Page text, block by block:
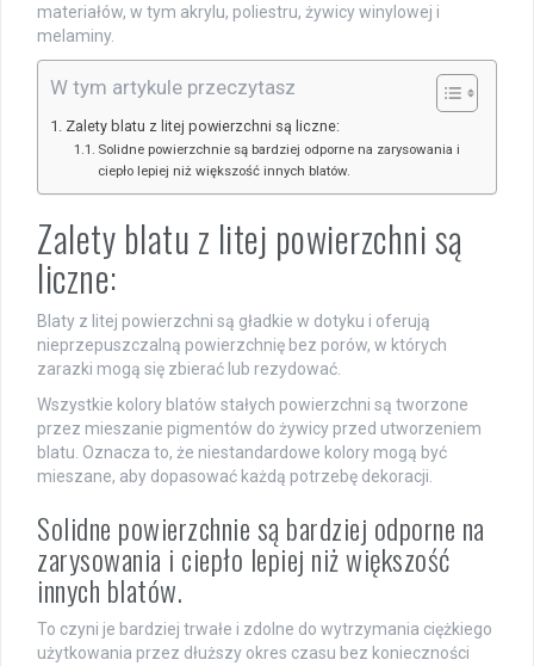
materiałów, w tym akrylu, poliestru, żywicy winylowej i
melaminy.
W tym artykule przeczytasz
Zalety blatu z litej powierzchni są liczne:
Solidne powierzchnie są bardziej odporne na zarysowania i
ciepło lepiej niż większość innych blatów.
Zalety blatu z litej powierzchni są
liczne:
Blaty z litej powierzchni są gładkie w dotyku i oferują
nieprzepuszczalną powierzchnię bez porów, w których
zarazki mogą się zbierać lub rezydować.
Wszystkie kolory blatów stałych powierzchni są tworzone
przez mieszanie pigmentów do żywicy przed utworzeniem
blatu. Oznacza to, że niestandardowe kolory mogą być
mieszane, aby dopasować każdą potrzebę dekoracji.
Solidne powierzchnie są bardziej odporne na
zarysowania i ciepło lepiej niż większość
innych blatów.
To czyni je bardziej trwałe i zdolne do wytrzymania ciężkiego
użytkowania przez dłuższy okres czasu bez konieczności